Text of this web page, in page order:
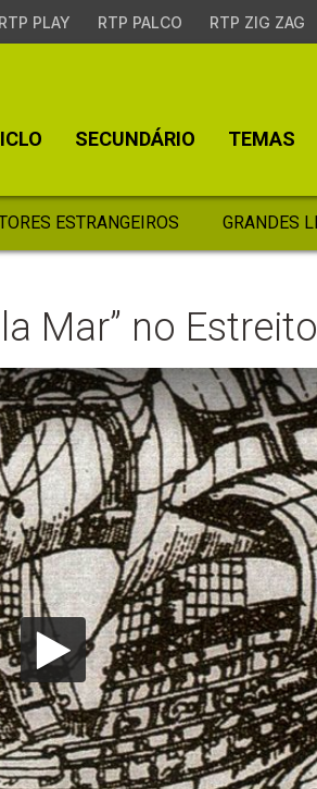
RTP PLAY RTP PALCO RTP ZIG ZAG
SECUNDÁRIO TEMAS
ESTRANGEIROS GRANDES
Mar” no